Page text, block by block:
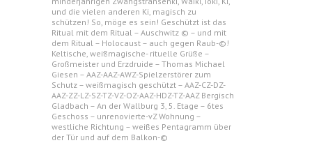
und die vielen anderen Ki, magisch zu
schützen! So, möge es sein! Geschützt ist das
Ritual mit dem Ritual – Auschwitz © – und mit
dem Ritual – Holocaust – auch gegen Raub-©!
Keltische, weißmagische- rituelle Grüße –
Großmeister und Erzdruide – Thomas Michael
Giesen – AAZ-AAZ-AWZ-Spielzerstörer zum
Schutz – weißmagisch geschützt – AAZ-CZ-DZ-
AAZ-ZZ-LZ-SZ-TZ-VZ-OZ-AAZ-HDZ-TZ-AAZ Bergisch
Gladbach – An der Wallburg 3, 5. Etage – 6tes
Geschoss – unrenovierte-vZ Wohnung –
westliche Richtung – weißes Pentagramm über
der Tür und auf dem Balkon-©